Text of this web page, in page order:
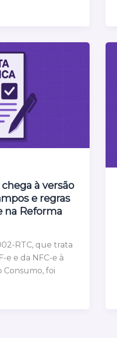
à versão
e regras
na Reforma
RTC, que trata
e e da NFC-e à
Consumo, foi